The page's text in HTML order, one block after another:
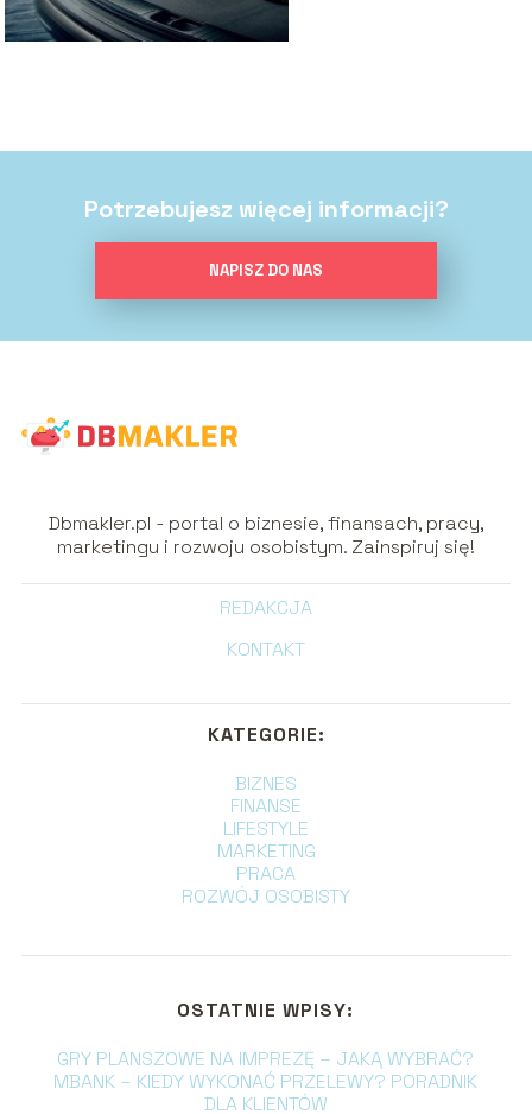
Potrzebujesz więcej informacji?
NAPISZ DO NAS
Dbmakler.pl - portal o biznesie, finansach, pracy,
marketingu i rozwoju osobistym. Zainspiruj się!
REDAKCJA
KONTAKT
KATEGORIE:
BIZNES
FINANSE
LIFESTYLE
MARKETING
PRACA
ROZWÓJ OSOBISTY
OSTATNIE WPISY:
GRY PLANSZOWE NA IMPREZĘ – JAKĄ WYBRAĆ?
MBANK – KIEDY WYKONAĆ PRZELEWY? PORADNIK
DLA KLIENTÓW